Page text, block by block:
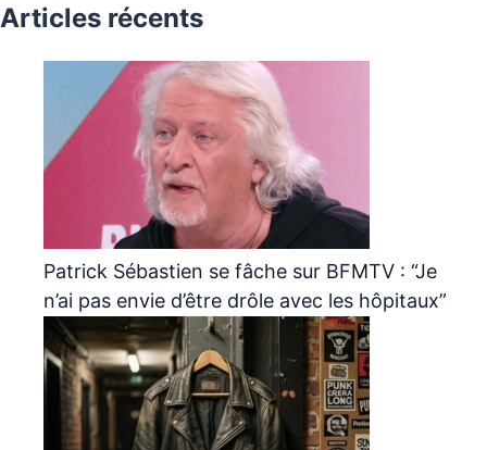
Articles récents
Patrick Sébastien se fâche sur BFMTV : “Je
n’ai pas envie d’être drôle avec les hôpitaux”